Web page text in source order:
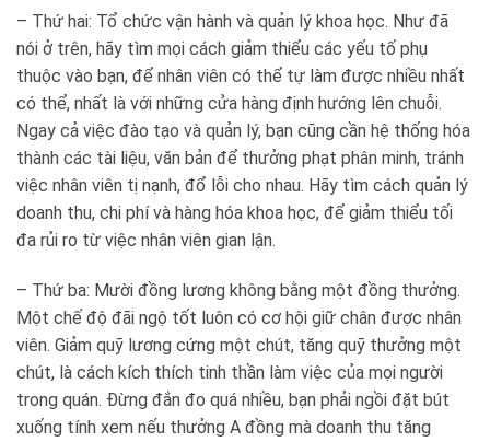
– Thứ hai: Tổ chức vận hành và quản lý khoa học. Như đã
nói ở trên, hãy tìm mọi cách giảm thiểu các yếu tố phụ
thuộc vào bạn, để nhân viên có thể tự làm được nhiều nhất
có thể, nhất là với những cửa hàng định hướng lên chuỗi.
Ngay cả việc đào tạo và quản lý, bạn cũng cần hệ thống hóa
thành các tài liệu, văn bản để thưởng phạt phân minh, tránh
việc nhân viên tị nạnh, đổ lỗi cho nhau. Hãy tìm cách quản lý
doanh thu, chi phí và hàng hóa khoa học, để giảm thiểu tối
đa rủi ro từ việc nhân viên gian lận.
– Thứ ba: Mười đồng lương không bằng một đồng thưởng.
Một chế độ đãi ngộ tốt luôn có cơ hội giữ chân được nhân
viên. Giảm quỹ lương cứng một chút, tăng quỹ thưởng một
chút, là cách kích thích tinh thần làm việc của mọi người
trong quán. Đừng đắn đo quá nhiều, bạn phải ngồi đặt bút
xuống tính xem nếu thưởng A đồng mà doanh thu tăng